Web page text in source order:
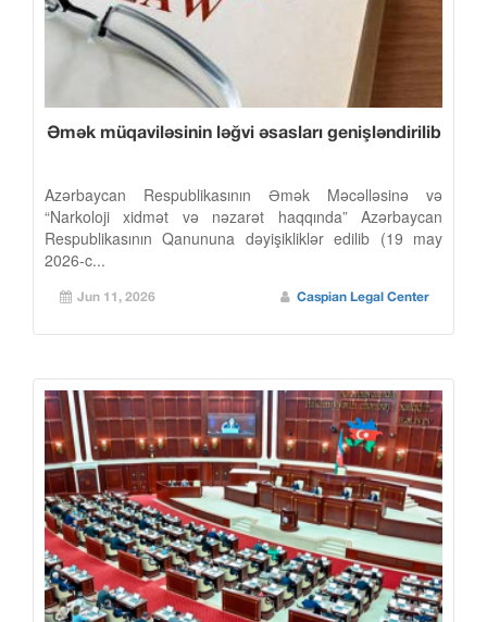
Əmək müqaviləsinin ləğvi əsasları genişləndirilib
Azərbaycan Respublikasının Əmək Məcəlləsinə və
“Narkoloji xidmət və nəzarət haqqında” Azərbaycan
Respublikasının Qanununa dəyişikliklər edilib (19 may
2026-c...
Jun 11, 2026 Caspian Legal Center